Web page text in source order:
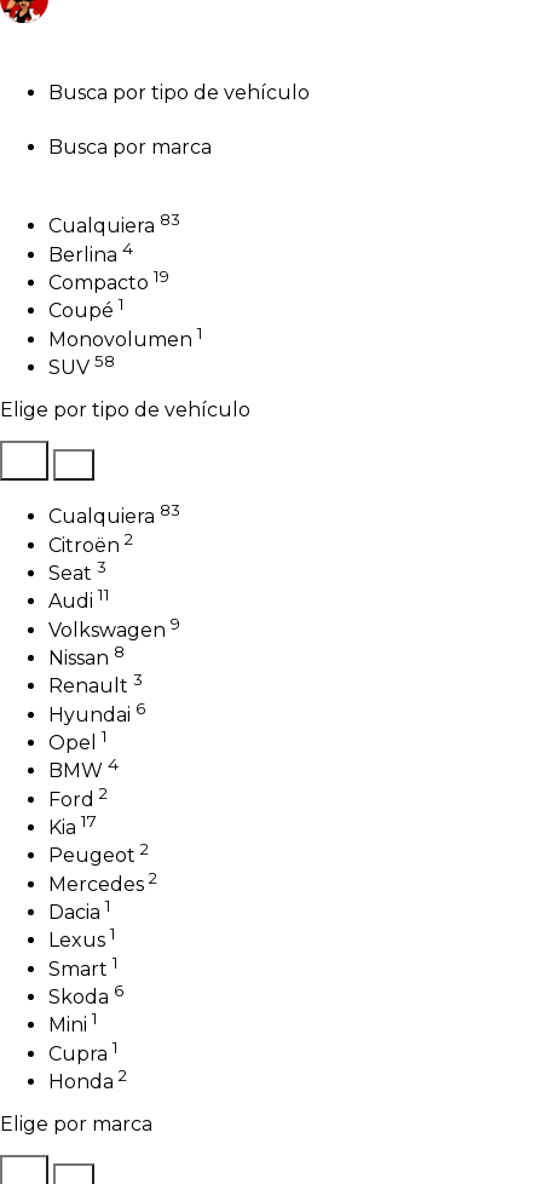
Busca por tipo de vehículo
Busca por marca
Cualquiera 83
Berlina 4
Compacto 19
Coupé 1
Monovolumen 1
SUV 58
Elige por tipo de vehículo
Cualquiera 83
Citroën 2
Seat 3
Audi 11
Volkswagen 9
Nissan 8
Renault 3
Hyundai 6
Opel 1
BMW 4
Ford 2
Kia 17
Peugeot 2
Mercedes 2
Dacia 1
Lexus 1
Smart 1
Skoda 6
Mini 1
Cupra 1
Honda 2
Elige por marca